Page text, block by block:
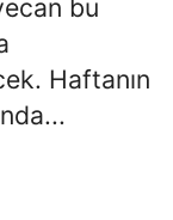
bu
Haftanın